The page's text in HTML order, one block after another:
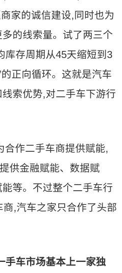
家的诚信建设,同时也为
的线索量。试了两三个
库存周期从45天缩短到3
正向循环。这就是汽车
索优势,对二手车下游行
合作二手车商提供赋能,
供金融赋能、数据赋
等。不过整个二手车行
,汽车之家只合作了头部
手车市场基本上一家独